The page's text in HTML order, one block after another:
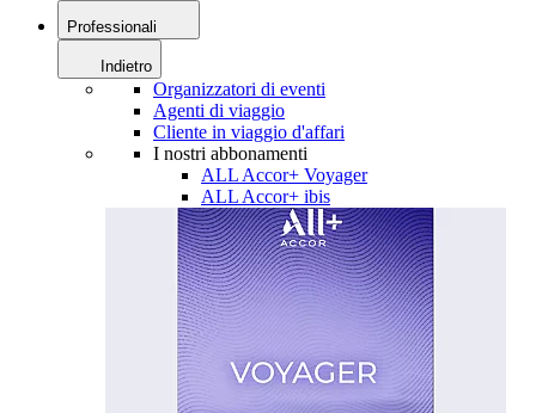
Professionali
Indietro
Organizzatori di eventi
Agenti di viaggio
Cliente in viaggio d'affari
I nostri abbonamenti
ALL Accor+ Voyager
ALL Accor+ ibis